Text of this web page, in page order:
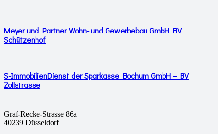
Meyer und Partner Wohn- und Gewerbebau GmbH BV
Schützenhof
S-ImmobilienDienst der Sparkasse Bochum GmbH – BV
Zollstrasse
Graf-Recke-Strasse 86a
40239 Düsseldorf